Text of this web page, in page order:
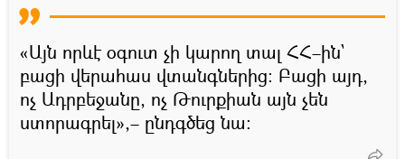
«Այն որևէ օգուտ չի կարող տալ ՀՀ–ին`
բացի վերահաս վտանգներից։ Բացի այդ,
ոչ Ադրբեջանը, ոչ Թուրքիան այն չեն
ստորագրել»,– ընդգծեց նա։